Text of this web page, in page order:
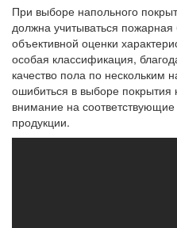
При выборе напольного
должна учитываться
объективной оценки
особая классификация,
качество пола по нескольким
ошибиться в выборе
внимание на
продукции.